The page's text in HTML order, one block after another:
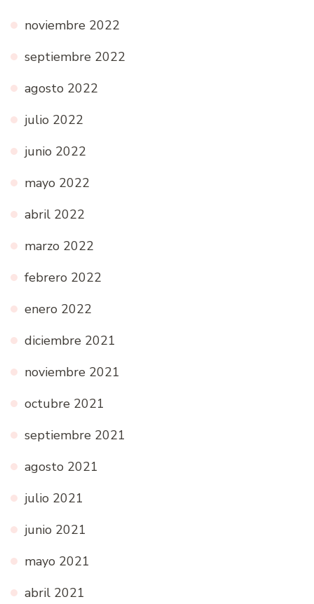
noviembre 2022
septiembre 2022
agosto 2022
julio 2022
junio 2022
mayo 2022
abril 2022
marzo 2022
febrero 2022
enero 2022
diciembre 2021
noviembre 2021
octubre 2021
septiembre 2021
agosto 2021
julio 2021
junio 2021
mayo 2021
abril 2021